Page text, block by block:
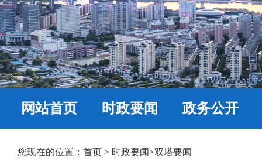
网站首页 时政要闻 政务公开
您现在的位置： 首页 > 时政要闻>双塔要闻